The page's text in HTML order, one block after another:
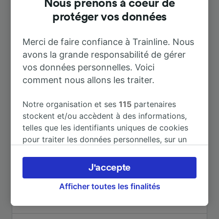
Destinations populaires depuis
Bellegarde-sur-Valserine
Durée
À Genève Cornavin 27 m
Nous prenons à coeur de
protéger vos données
Merci de faire confiance à Trainline. Nous
avons la grande responsabilité de gérer
vos données personnelles. Voici
comment nous allons les traiter.
Notre organisation et ses115 partenaires
stockent et/ou accèdent à des informations,
telles que les identifiants uniques de cookies
pour traiter les données personnelles, sur un
préférences, notamment en exerçant votre
droit d’opposition à l’intérêt légitime, en
cliquant ci-dessous ou à tout moment sur la
Afficher toutes les finalités
J'accepte